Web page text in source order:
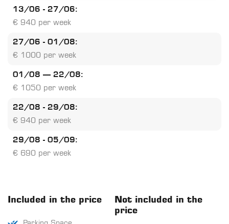
13/06 - 27/06:
€ 940 per week
27/06 - 01/08:
€ 1000 per week
01/08 – 22/08:
€ 1050 per week
22/08 - 29/08:
€ 940 per week
29/08 - 05/09:
€ 690 per week
Included in the price
Not included in the
price